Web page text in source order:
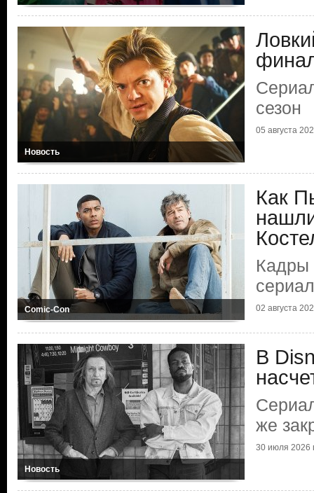
Новость
сезон
05 августа
Comic-Con
Как
Кадры
02 августа
Новость
В
же
30 июля 2026